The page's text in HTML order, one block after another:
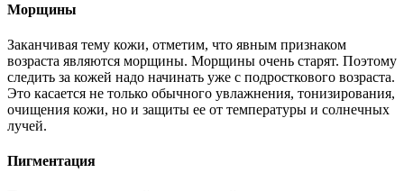
Морщины
Заканчивая тему кожи, отметим, что явным признаком
возраста являются морщины. Морщины очень старят. Поэтому
следить за кожей надо начинать уже с подросткового возраста.
Это касается не только обычного увлажнения, тонизирования,
очищения кожи, но и защиты ее от температуры и солнечных
лучей.
Пигментация